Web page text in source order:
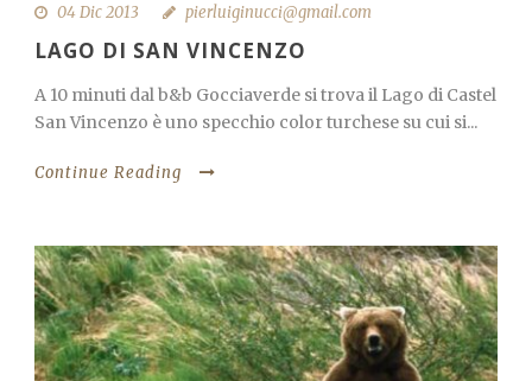
04 Dic 2013 pierluiginucci@gmail.com
LAGO DI SAN VINCENZO
A 10 minuti dal b&b Gocciaverde si trova il Lago di Castel
San Vincenzo è uno specchio color turchese su cui si...
Continue Reading